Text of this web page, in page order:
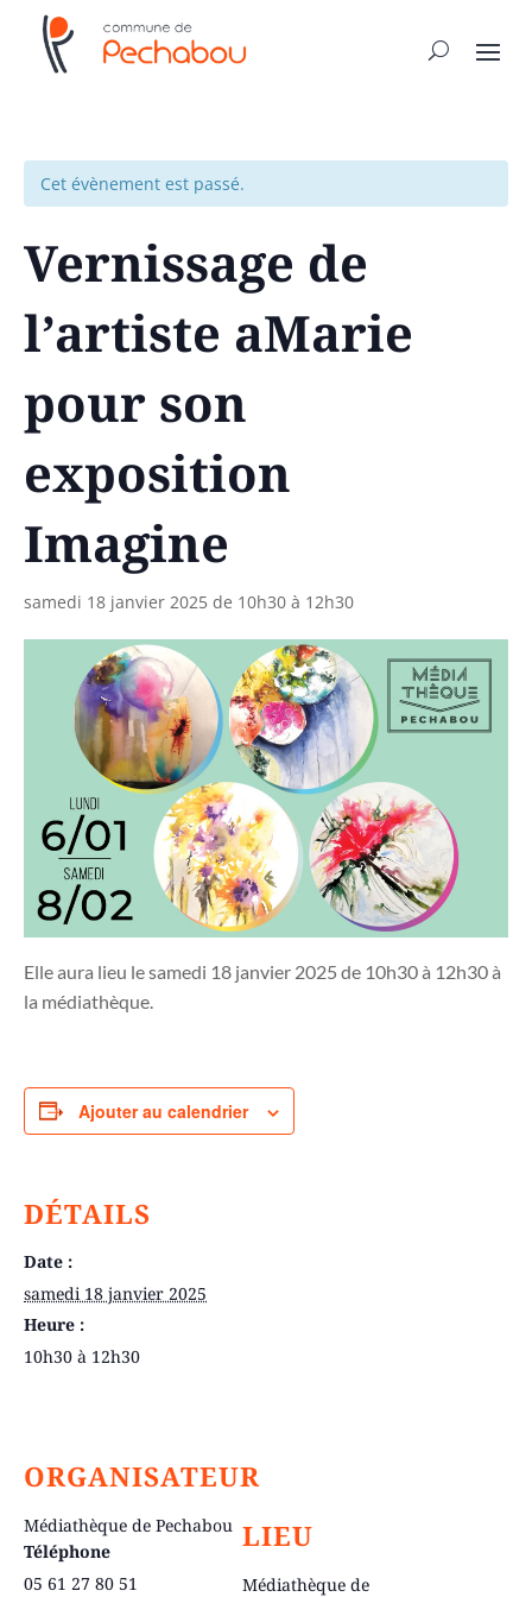
Cet évènement est passé.
Vernissage de
l’artiste aMarie
pour son
exposition
Imagine
samedi 18 janvier 2025 de 10h30 à 12h30
Elle aura lieu le samedi 18 janvier 2025 de 10h30 à 12h30 à
la médiathèque.
Ajouter au calendrier
DÉTAILS
Date :
samedi 18 janvier 2025
Heure :
10h30 à 12h30
ORGANISATEUR
Médiathèque de Pechabou
Téléphone
05 61 27 80 51
LIEU
Médiathèque de